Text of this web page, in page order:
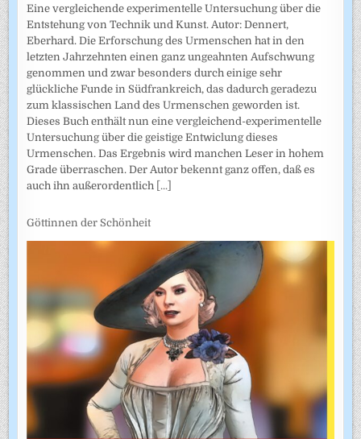
Eine vergleichende experimentelle Untersuchung über die
Entstehung von Technik und Kunst. Autor: Dennert,
Eberhard. Die Erforschung des Urmenschen hat in den
letzten Jahrzehnten einen ganz ungeahnten Aufschwung
genommen und zwar besonders durch einige sehr
glückliche Funde in Südfrankreich, das dadurch geradezu
zum klassischen Land des Urmenschen geworden ist.
Dieses Buch enthält nun eine vergleichend-experimentelle
Untersuchung über die geistige Entwiclung dieses
Urmenschen. Das Ergebnis wird manchen Leser in hohem
Grade überraschen. Der Autor bekennt ganz offen, daß es
auch ihn außerordentlich [...]
Göttinnen der Schönheit